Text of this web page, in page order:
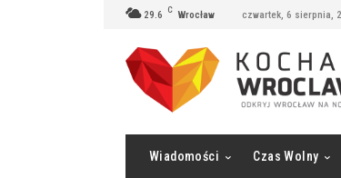
29.6 C Wrocław czwartek, 6 sierpnia,
Wiadomości Czas Wolny